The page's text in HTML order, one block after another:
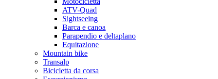
ATV-Quad
Sightseeing
Barca e canoa
Parapendio e deltaplano
Equitazione
Mountain bike
Transalp
Bicicletta da corsa